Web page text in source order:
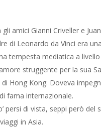
amici Gianni Criveller e
di Leonardo da Vinci era
tempesta mediatica a
struggente per la sua
Hong Kong. Doveva
fama internazionale.
persi di vista, seppi però del
in Asia.